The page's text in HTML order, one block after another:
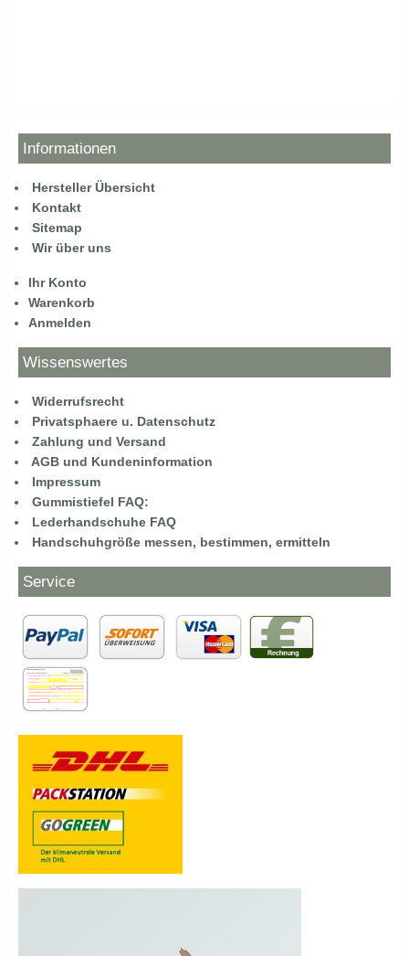
Informationen
Hersteller Übersicht
Kontakt
Sitemap
Wir über uns
Ihr Konto
Warenkorb
Anmelden
Wissenswertes
Widerrufsrecht
Privatsphaere u. Datenschutz
Zahlung und Versand
AGB und Kundeninformation
Impressum
Gummistiefel FAQ:
Lederhandschuhe FAQ
Handschuhgröße messen, bestimmen, ermitteln
Service